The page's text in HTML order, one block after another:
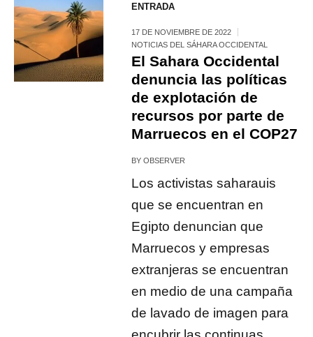
ENTRADA
17 DE NOVIEMBRE DE 2022
NOTICIAS DEL SÁHARA OCCIDENTAL
El Sahara Occidental
denuncia las políticas
de explotación de
recursos por parte de
Marruecos en el COP27
BYOBSERVER
Los activistas saharauis
que se encuentran en
Egipto denuncian que
Marruecos y empresas
extranjeras se encuentran
en medio de una campaña
de lavado de imagen para